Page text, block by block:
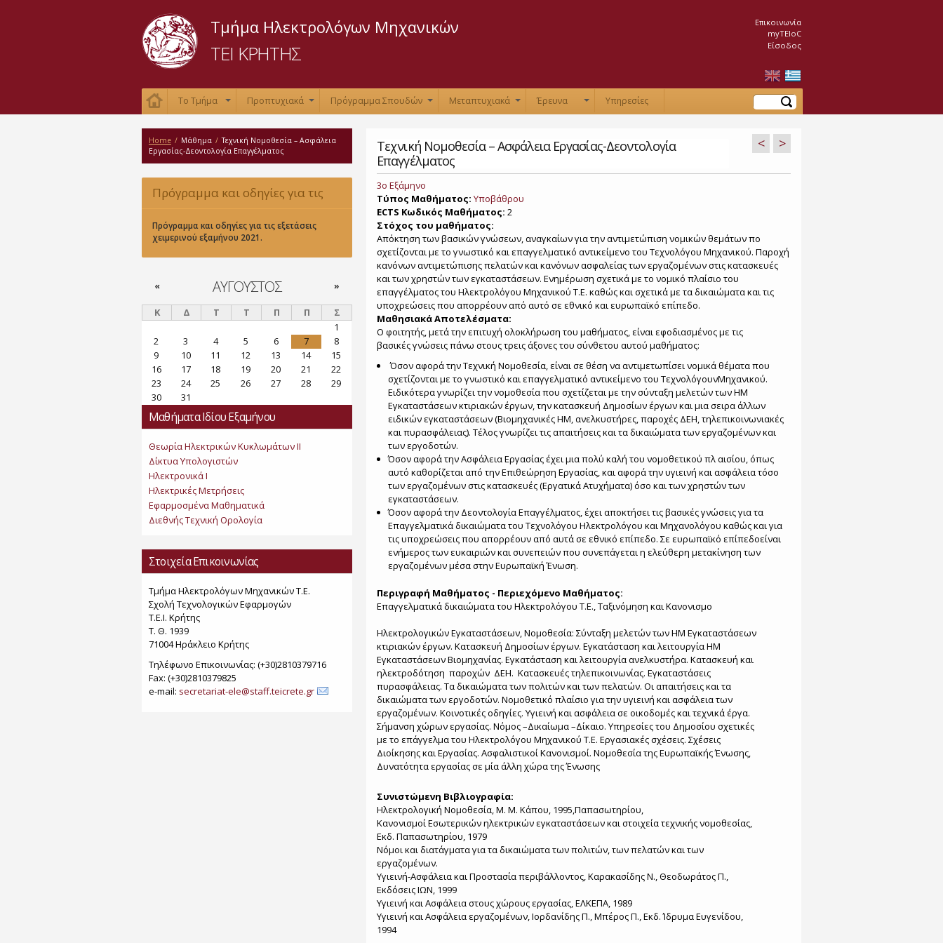
προς το
κυρίως
Τμήμα Ηλεκτρολόγων Μηχανικών
ΤΕΙ ΚΡΗΤΗΣ
Επικοινωνία
myTEIoC
Είσοδος
Το Τμήμα Προπτυχιακά Πρόγραμμα Σπουδών Μεταπτυχιακά Έρευνα Υπηρεσίες Αναζήτηση
Home / Μάθημα / Τεχνική Νομοθεσία – Ασφάλεια
Εργασίας-Δεοντολογία Επαγγέλματος
Πρόγραμμα και οδηγίες για τις
εξετάσεις χειμερινού εξαμήνου 2021.
Πρόγραμμα και οδηγίες για τις εξετάσεις
χειμερινού εξαμήνου 2021.
ΑΎΓΟΥΣΤΟΣ
« »
Κ Δ Τ Τ Π Π
Σ
1
2
3 4 5 6 7
8
9
10 11 12 13 14
15
16
17 18 19 20 21
22
23
24 25 26 27 28
29
30
31
Μαθήματα Ιδίου Εξαμήνου
Θεωρία Ηλεκτρικών Κυκλωμάτων ΙΙ
Δίκτυα Υπολογιστών
Ηλεκτρονικά Ι
Ηλεκτρικές Μετρήσεις
Εφαρμοσμένα Μαθηματικά
Διεθνής Τεχνική Ορολογία
Στοιχεία Επικοινωνίας
Τμήμα Ηλεκτρολόγων Μηχανικών Τ.Ε.
Σχολή Τεχνολογικών Εφαρμογών
Τ.Ε.Ι. Κρήτης
Τ. Θ. 1939
71004 Ηράκλειο Κρήτης
Τηλέφωνο Επικοινωνίας: (+30)2810379716
Fax: (+30)2810379825
e-mail: secretariat-ele@staff.teicrete.gr
Τεχνική Νομοθεσία – Ασφάλεια Εργασίας-Δεοντολογία
Επαγγέλματος
< >
3ο Εξάμηνο
Τύπος Μαθήματος: Υποβάθρου
ECTS Κωδικός Μαθήματος: 2
Στόχος του μαθήματος:
Απόκτηση των βασικών γνώσεων, αναγκαίων για την αντιμετώπιση νομικών θεμάτων πο
σχετίζονται με το γνωστικό και επαγγελματικό αντικείμενο του Τεχνολόγου Μηχανικού. Παροχή
κανόνων αντιμετώπισης πελατών και κανόνων ασφαλείας των εργαζομένων στις κατασκευές
και των χρηστών των εγκαταστάσεων. Ενημέρωση σχετικά με το νομικό πλαίσιο του
επαγγέλματος του Ηλεκτρολόγου Μηχανικού Τ.Ε. καθώς και σχετικά με τα δικαιώματα και τις
υποχρεώσεις που απορρέουν από αυτό σε εθνικό και ευρωπαϊκό επίπεδο.
Μαθησιακά Αποτελέσματα:
Ο φοιτητής, μετά την επιτυχή ολοκλήρωση του μαθήματος, είναι εφοδιασμένος με τις
βασικές γνώσεις πάνω στους τρεις άξονες του σύνθετου αυτού μαθήματος:
Όσον αφορά την Τεχνική Νομοθεσία, είναι σε θέση να αντιμετωπίσει νομικά θέματα που
σχετίζονται με το γνωστικό και επαγγελματικό αντικείμενο του ΤεχνολόγουνΜηχανικού.
Ειδικότερα γνωρίζει την νομοθεσία που σχετίζεται με την σύνταξη μελετών των ΗΜ
Εγκαταστάσεων κτιριακών έργων, την κατασκευή Δημοσίων έργων και μια σειρα άλλων
ειδικών εγκαταστάσεων (Βιομηχανικές ΗΜ, ανελκυστήρες, παροχές ΔΕΗ, τηλεπικοινωνιακές
και πυρασφάλειας). Τέλος γνωρίζει τις απαιτήσεις και τα δικαιώματα των εργαζομένων και
των εργοδοτών.
Όσον αφορά την Ασφάλεια Εργασίας έχει μια πολύ καλή του νομοθετικού πλ αισίου, όπως
αυτό καθορίζεται από την Επιθεώρηση Εργασίας, και αφορά την υγιεινή και ασφάλεια τόσο
των εργαζομένων στις κατασκευές (Εργατικά Ατυχήματα) όσο και των χρηστών των
εγκαταστάσεων.
Όσον αφορά την Δεοντολογία Επαγγέλματος, έχει αποκτήσει τις βασικές γνώσεις για τα
Επαγγελματικά δικαιώματα του Τεχνολόγου Ηλεκτρολόγου και Μηχανολόγου καθώς και για
τις υποχρεώσεις που απορρέουν από αυτά σε εθνικό επίπεδο. Σε ευρωπαϊκό επίπεδοείναι
ενήμερος των ευκαιριών και συνεπειών που συνεπάγεται η ελεύθερη μετακίνηση των
εργαζομένων μέσα στην Ευρωπαϊκή Ένωση.
Περιγραφή Μαθήματος - Περιεχόμενο Μαθήματος:
Επαγγελματικά δικαιώματα του Ηλεκτρολόγου Τ.Ε., Ταξινόμηση και Κανονισμο
Ηλεκτρολογικών Εγκαταστάσεων, Νομοθεσία: Σύνταξη μελετών των ΗΜ Εγκαταστάσεων
κτιριακών έργων. Κατασκευή Δημοσίων έργων. Εγκατάσταση και λειτουργία ΗΜ
Εγκαταστάσεων Βιομηχανίας. Εγκατάσταση και λειτουργία ανελκυστήρα. Κατασκευή και
ηλεκτροδότηση παροχών ΔΕΗ. Κατασκευές τηλεπικοινωνίας. Εγκαταστάσεις
πυρασφάλειας. Τα δικαιώματα των πολιτών και των πελατών. Οι απαιτήσεις και τα
δικαιώματα των εργοδοτών. Νομοθετικό πλαίσιο για την υγιεινή και ασφάλεια των
εργαζομένων. Κοινοτικές οδηγίες. Υγιεινή και ασφάλεια σε οικοδομές και τεχνικά έργα.
Σήμανση χώρων εργασίας. Νόμος –Δικαίωμα –Δίκαιο. Υπηρεσίες του Δημοσίου σχετικές
με το επάγγελμα του Ηλεκτρολόγου Μηχανικού Τ.Ε. Εργασιακές σχέσεις. Σχέσεις
Διοίκησης και Εργασίας. Ασφαλιστικοί Κανονισμοί. Νομοθεσία της Ευρωπαϊκής Ένωσης,
Δυνατότητα εργασίας σε μία άλλη χώρα της Ένωσης
Συνιστώμενη Βιβλιογραφία:
Ηλεκτρολογική Νομοθεσία, Μ. Μ. Κάπου, 1995,Παπασωτηρίου,
Κανονισμοί Εσωτερικών ηλεκτρικών εγκαταστάσεων και στοιχεία τεχνικής νομοθεσίας,
Εκδ. Παπασωτηρίου, 1979
Νόμοι και διατάγματα για τα δικαιώματα των πολιτών, των πελατών και των
εργαζομένων.
Υγιεινή-Ασφάλεια και Προστασία περιβάλλοντος, Καρακασίδης Ν., Θεοδωράτος Π.,
Εκδόσεις ΙΩΝ, 1999
Υγιεινή και Ασφάλεια στους χώρους εργασίας, ΕΛΚΕΠΑ, 1989
Υγιεινή και Ασφάλεια εργαζομένων, Ιορδανίδης Π., Μπέρος Π., Εκδ. Ίδρυμα Ευγενίδου,
1994